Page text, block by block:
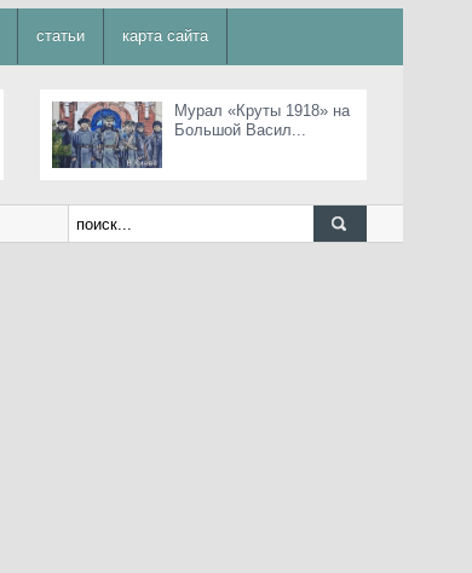
статьи карта сайта
Мурал «Круты 1918» на
Большой Васил...